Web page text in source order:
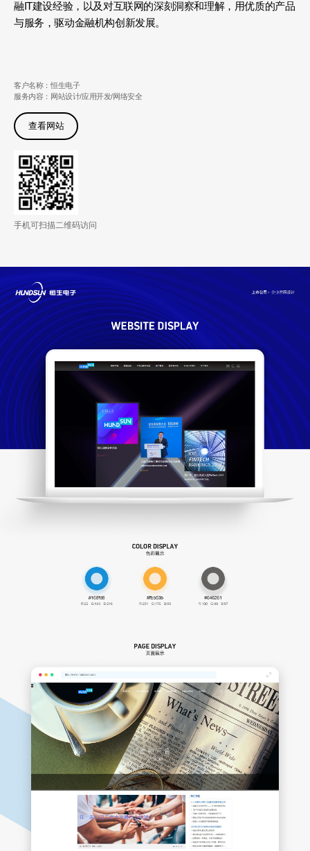
融IT建设经验，以及对互联网的深刻洞察和理解，用优质的产品
与服务，驱动金融机构创新发展。
客户名称：恒生电子
服务内容：网站设计/应用开发/网络安全
查看网站
手机可扫描二维码访问